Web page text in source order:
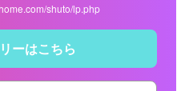
shuto/lp.php
ーはこちら